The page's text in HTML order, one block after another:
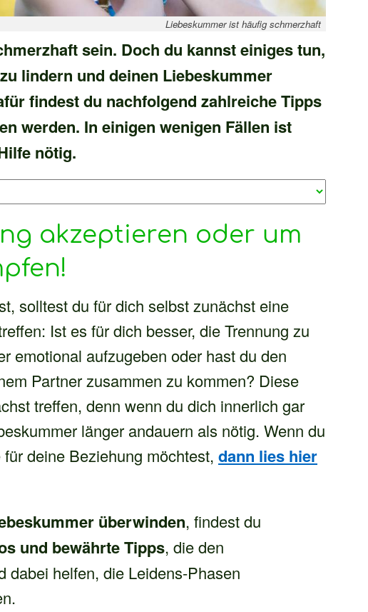
Liebeskummer ist häufig schmerzhaft
sein. Doch du kannst einiges tun,
lindern und deinen Liebeskummer
findest du nachfolgend zahlreiche Tipps
werden. In einigen wenigen Fällen ist
nötig.
akzeptieren oder um
solltest du für dich selbst zunächst eine
Ist es für dich besser, die Trennung zu
emotional aufzugeben oder hast du den
Partner zusammen zu kommen? Diese
treffen, denn wenn du dich innerlich gar
länger andauern als nötig. Wenn du
deine Beziehung möchtest, dann lies hier
überwinden, findest du
und bewährte Tipps, die den
dabei helfen, die Leidens-Phasen